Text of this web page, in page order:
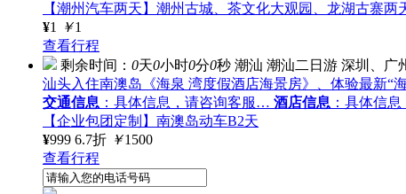
【潮州汽车两天】潮州古城、茶文化大观园、龙湖古寨两
¥1 ￥1
查看行程
剩余时间： 0天0小时0分0秒 潮汕 潮汕二日游 深圳、广
汕头入住南澳岛《海泉 湾度假酒店海景房》、体验最新“
交通信息 ：具体信息，请咨询客服… 酒店信息 ：具体信
【企业包团定制】南澳岛动车B2天
¥999 6.7折 ￥1500
查看行程